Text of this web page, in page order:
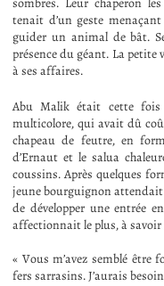
sombres. Leur chaperon
tenait d’un geste
guider un animal de bât.
présence du géant. La
à ses affaires.
Abu Malik était cette fois
multicolore, qui avait dû
chapeau de feutre, en
d’Ernaut et le salua
coussins. Après quelques
jeune bourguignon attendait
de développer une entrée
affectionnait le plus, à savoir
« Vous m’avez semblé
fers sarrasins. J’aurais